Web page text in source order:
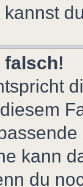
falsch!
kann
du